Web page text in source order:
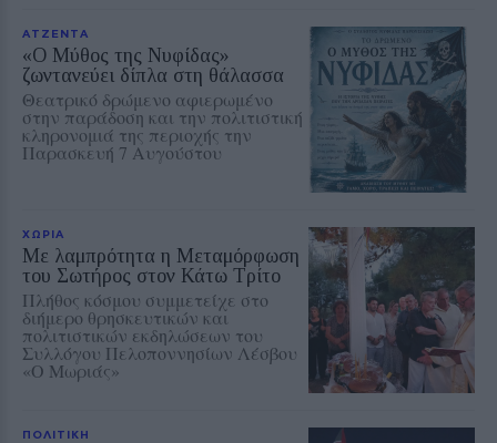
ΑΤΖΕΝΤΑ
«Ο Μύθος της Νυφίδας»
ζωντανεύει δίπλα στη θάλασσα
Θεατρικό δρώμενο αφιερωμένο
στην παράδοση και την πολιτιστική
κληρονομιά της περιοχής την
Παρασκευή 7 Αυγούστου
ΧΩΡΙΑ
Με λαμπρότητα η Μεταμόρφωση
του Σωτήρος στον Κάτω Τρίτο
Πλήθος κόσμου συμμετείχε στο
διήμερο θρησκευτικών και
πολιτιστικών εκδηλώσεων του
Συλλόγου Πελοποννησίων Λέσβου
«Ο Μωριάς»
ΠΟΛΙΤΙΚΗ